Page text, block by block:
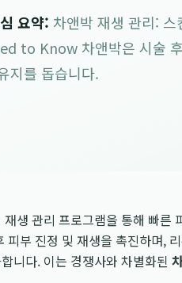
요약: 차앤박 재생 관리:
to Know 차앤박은 시술
지를 돕습니다.
생 관리 프로그램을 통해 빠른
피부 진정 및 재생을 촉진하며,
니다. 이는 경쟁사와 차별화된